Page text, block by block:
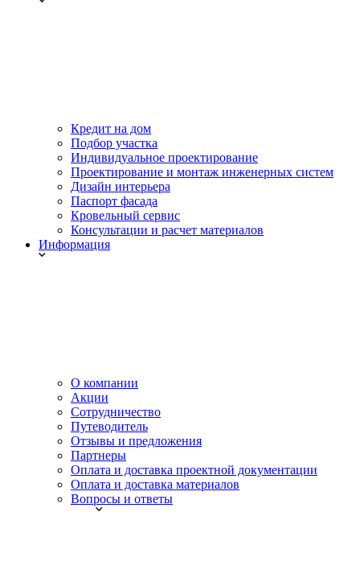
Кредит на дом
Подбор участка
Индивидуальное проектирование
Проектирование и монтаж инженерных систем
Дизайн интерьера
Паспорт фасада
Кровельный сервис
Консультации и расчет материалов
Информация
О компании
Акции
Сотрудничество
Путеводитель
Отзывы и предложения
Партнеры
Оплата и доставка проектной документации
Оплата и доставка материалов
Вопросы и ответы